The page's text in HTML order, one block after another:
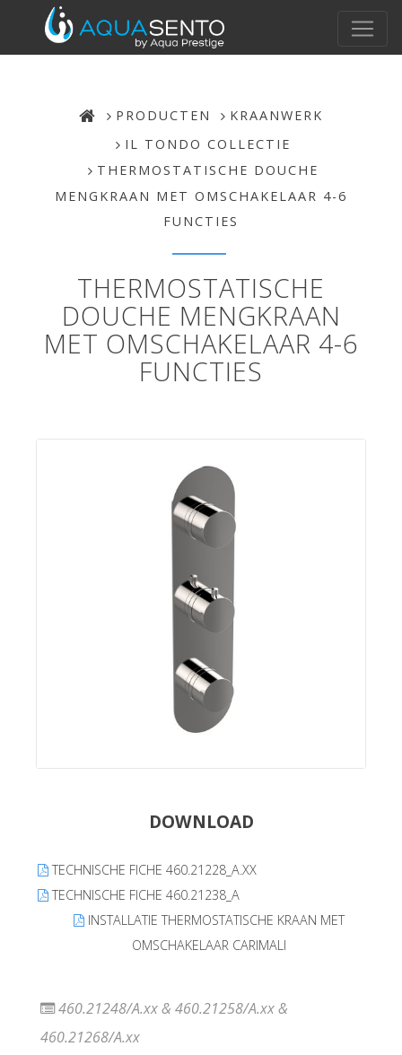
PRODUCTEN
KRAANWERK
IL TONDO COLLECTIE
THERMOSTATISCHE DOUCHE
MENGKRAAN MET OMSCHAKELAAR 4-6
FUNCTIES
THERMOSTATISCHE
DOUCHE MENGKRAAN
MET OMSCHAKELAAR 4-6
FUNCTIES
DOWNLOAD
TECHNISCHE FICHE 460.21228_A.XX
TECHNISCHE FICHE 460.21238_A
INSTALLATIE THERMOSTATISCHE KRAAN MET
OMSCHAKELAAR CARIMALI
460.21248/A.xx & 460.21258/A.xx &
460.21268/A.xx